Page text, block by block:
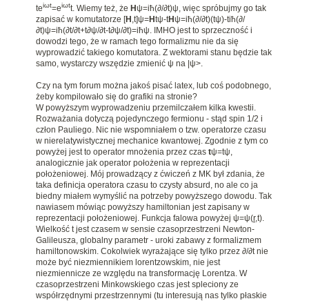
teiωt=eiωtt. Wiemy też, że Hψ=iħ(∂/∂t)ψ, więc spróbujmy go tak
zapisać w komutatorze [H ,t]ψ=Htψ-tHψ=iħ(∂/∂t)(tψ)-tiħ(∂/
∂t)ψ=iħ(∂t/∂t+t∂ψ/∂t-t∂ψ/∂t)=iħψ. IMHO jest to sprzeczność i
dowodzi tego, że w ramach tego formalizmu nie da się
wyprowadzić takiego komutatora. Z wektorami stanu będzie tak
samo, wystarczy wszędzie zmienić ψ na |ψ>.
Czy na tym forum można jakoś pisać latex, lub coś podobnego,
żeby kompilowało się do grafiki na stronie?
W powyższym wyprowadzeniu przemilczałem kilka kwestii.
Rozważania dotyczą pojedynczego fermionu - stąd spin 1/2 i
człon Pauliego. Nic nie wspomniałem o tzw. operatorze czasu
w nierelatywistycznej mechanice kwantowej. Zgodnie z tym co
powyżej jest to operator mnożenia przez czas tψ=tψ,
analogicznie jak operator położenia w reprezentacji
położeniowej. Mój prowadzący z ćwiczeń z MK był zdania, że
taka definicja operatora czasu to czysty absurd, no ale co ja
biedny miałem wymyślić na potrzeby powyższego dowodu. Tak
nawiasem mówiąc powyższy hamiltonian jest zapisany w
reprezentacji położeniowej. Funkcja falowa powyżej ψ=ψ(r,t).
Wielkość t jest czasem w sensie czasoprzestrzeni Newton-
Galileusza, globalny parametr - uroki zabawy z formalizmem
hamiltonowskim. Cokolwiek wyrażające się tylko przez ∂/∂t nie
może być niezmiennikiem lorentzowskim, nie jest
niezmiennicze ze względu na transformację Lorentza. W
czasoprzestrzeni Minkowskiego czas jest spleciony ze
współrzędnymi przestrzennymi (tu interesują nas tylko płaskie